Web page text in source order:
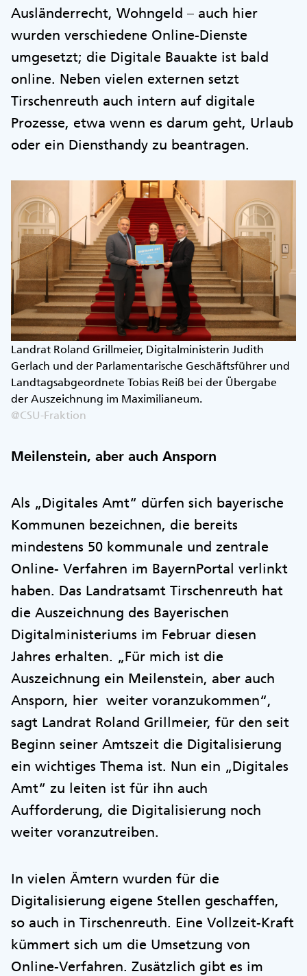
Ausländerrecht, Wohngeld – auch hier
wurden verschiedene Online-Dienste
umgesetzt; die Digitale Bauakte ist bald
online. Neben vielen externen setzt
Tirschenreuth auch intern auf digitale
Prozesse, etwa wenn es darum geht, Urlaub
oder ein Diensthandy zu beantragen.
Landrat Roland Grillmeier, Digitalministerin Judith
Gerlach und der Parlamentarische Geschäftsführer und
Landtagsabgeordnete Tobias Reiß bei der Übergabe
der Auszeichnung im Maximilianeum.
@CSU-Fraktion
Meilenstein, aber auch Ansporn
Als „Digitales Amt“ dürfen sich bayerische
Kommunen bezeichnen, die bereits
mindestens 50 kommunale und zentrale
Online- Verfahren im BayernPortal verlinkt
haben. Das Landratsamt Tirschenreuth hat
die Auszeichnung des Bayerischen
Digitalministeriums im Februar diesen
Jahres erhalten. „Für mich ist die
Auszeichnung ein Meilenstein, aber auch
Ansporn, hier weiter voranzukommen“,
sagt Landrat Roland Grillmeier, für den seit
Beginn seiner Amtszeit die Digitalisierung
ein wichtiges Thema ist. Nun ein „Digitales
Amt“ zu leiten ist für ihn auch
Aufforderung, die Digitalisierung noch
weiter voranzutreiben.
In vielen Ämtern wurden für die
Digitalisierung eigene Stellen geschaffen,
so auch in Tirschenreuth. Eine Vollzeit-Kraft
kümmert sich um die Umsetzung von
Online-Verfahren. Zusätzlich gibt es im